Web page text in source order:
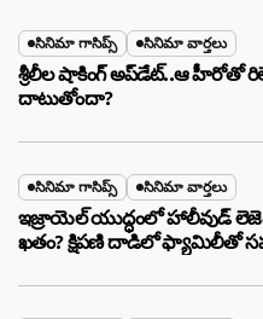
సినిమా గాసిప్స్ సినిమా వార్తలు
శ్రీలీల షాకింగ్ అప్‌డేట్..ఆ హీరోతో
దాటుతోందా?
సినిమా గాసిప్స్ సినిమా వార్తలు
ఇజ్రాయెల్ యుద్ధంలో హాలీవుడ్
ఖతం? క్షిపణి దాడిలో ఫ్యామిలీతో